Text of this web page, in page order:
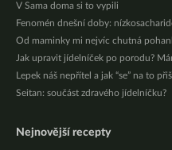
V Sama doma si to vypili
Fenomén dnešní doby:
Od maminky mi nejvíc chutná
Jak upravit jídelníček po porodu?
Lepek náš nepřítel a jak “se” na to
Seitan: součást zdravého jídelníčku?
Nejnovější recepty